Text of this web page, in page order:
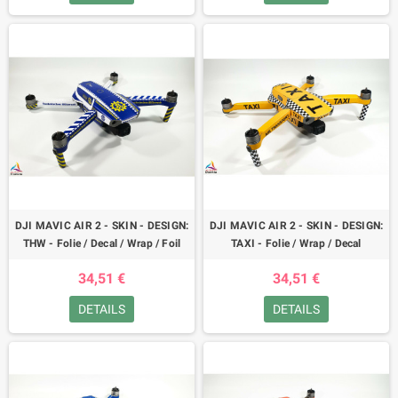
DJI MAVIC AIR 2 - SKIN - DESIGN:
THW - Folie / Decal / Wrap / Foil
34,51 €
DETAILS
DJI MAVIC AIR 2 - SKIN - DESIGN:
TAXI - Folie / Wrap / Decal
34,51 €
DETAILS